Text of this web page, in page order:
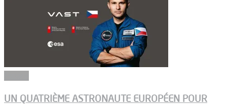
UN QUATRIÈME ASTRONAUTE EUROPÉEN POUR